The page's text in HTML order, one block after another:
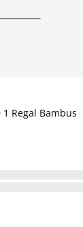
Regal Bambus